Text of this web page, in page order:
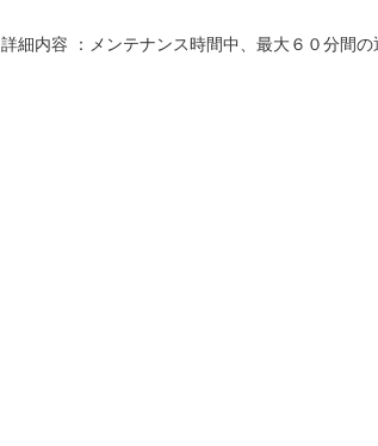
詳細内容 ：メンテナンス時間中、最大６０分間の